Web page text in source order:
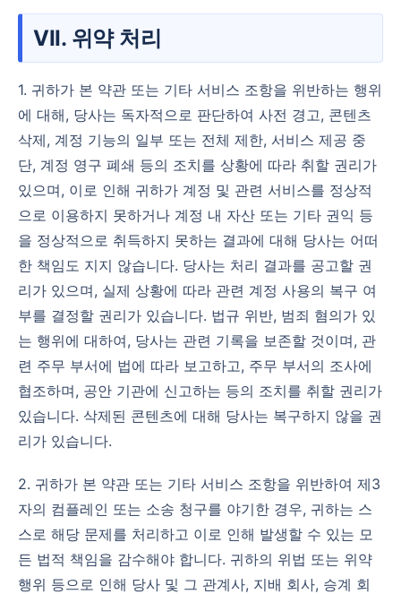
VII. 위약 처리
1. 귀하가 본 약관 또는 기타 서비스 조항을 위반하는 행위
에 대해, 당사는 독자적으로 판단하여 사전 경고, 콘텐츠
삭제, 계정 기능의 일부 또는 전체 제한, 서비스 제공 중
단, 계정 영구 폐쇄 등의 조치를 상황에 따라 취할 권리가
있으며, 이로 인해 귀하가 계정 및 관련 서비스를 정상적
으로 이용하지 못하거나 계정 내 자산 또는 기타 권익 등
을 정상적으로 취득하지 못하는 결과에 대해 당사는 어떠
한 책임도 지지 않습니다. 당사는 처리 결과를 공고할 권
리가 있으며, 실제 상황에 따라 관련 계정 사용의 복구 여
부를 결정할 권리가 있습니다. 법규 위반, 범죄 혐의가 있
는 행위에 대하여, 당사는 관련 기록을 보존할 것이며, 관
련 주무 부서에 법에 따라 보고하고, 주무 부서의 조사에
협조하며, 공안 기관에 신고하는 등의 조치를 취할 권리가
있습니다. 삭제된 콘텐츠에 대해 당사는 복구하지 않을 권
리가 있습니다.
2. 귀하가 본 약관 또는 기타 서비스 조항을 위반하여 제3
자의 컴플레인 또는 소송 청구를 야기한 경우, 귀하는 스
스로 해당 문제를 처리하고 이로 인해 발생할 수 있는 모
든 법적 책임을 감수해야 합니다. 귀하의 위법 또는 위약
행위 등으로 인해 당사 및 그 관계사, 지배 회사, 승계 회